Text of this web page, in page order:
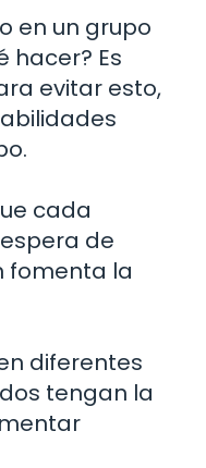
en un grupo
hacer? Es
evitar esto,
cada
de
fomenta la
diferentes
tengan la